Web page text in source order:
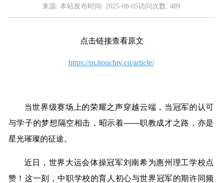
来源: 本站发布时间: 2025-08-05访问次数: 489
点击链接查看原文
https://m.itouchtv.cn/article/
当世界级赛场上的荣耀之声穿越云端，当冠军的认可
与学子的梦想隔空相击，昭示着——职教成才之路，亦是
星光璀璨的征途。
近日，世界大运会体操冠军刘南希为惠州理工学校点
赞！这一刻，中职学校的育人初心与世界冠军的期许同频